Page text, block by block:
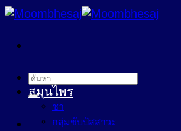
ค้นหา:
สมุนไพร
ชา
กลุ่มขับปัสสาวะ